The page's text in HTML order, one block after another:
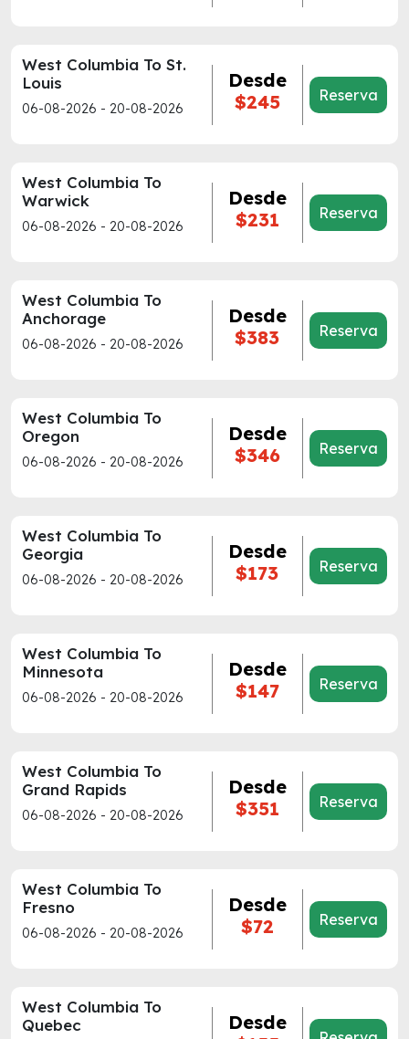
West Columbia To St.
Louis
06-08-2026 - 20-08-2026
Desde
$245
Reserva
West Columbia To
Warwick
06-08-2026 - 20-08-2026
Desde
$231
Reserva
West Columbia To
Anchorage
06-08-2026 - 20-08-2026
Desde
$383
Reserva
West Columbia To
Oregon
06-08-2026 - 20-08-2026
Desde
$346
Reserva
West Columbia To
Georgia
06-08-2026 - 20-08-2026
Desde
$173
Reserva
West Columbia To
Minnesota
06-08-2026 - 20-08-2026
Desde
$147
Reserva
West Columbia To
Grand Rapids
06-08-2026 - 20-08-2026
Desde
$351
Reserva
West Columbia To
Fresno
06-08-2026 - 20-08-2026
Desde
$72
Reserva
West Columbia To
Quebec
Desde